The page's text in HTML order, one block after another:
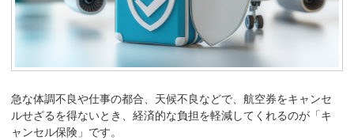
急な体調不良や仕事の都合、天候不良などで、航空券をキャンセ
ルせざるを得ないとき、経済的な負担を軽減してくれるのが「キ
ャンセル保険」です。